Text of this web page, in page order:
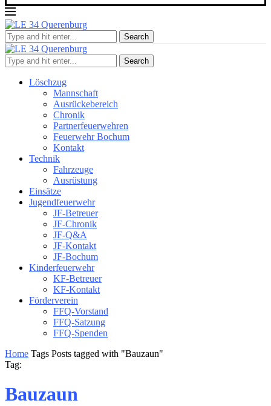
Search
Search
Löschzug
Mannschaft
Ausrückebereich
Chronik
Partnerfeuerwehren
Feuerwehr Bochum
Kontakt
Technik
Fahrzeuge
Ausrüstung
Einsätze
Jugendfeuerwehr
JF-Betreuer
JF-Chronik
JF-Q&A
JF-Kontakt
JF-Bochum
Kinderfeuerwehr
KF-Betreuer
KF-Kontakt
Förderverein
FFQ-Vorstand
FFQ-Satzung
FFQ-Spenden
Home Tags Posts tagged with "Bauzaun"
Tag:
Bauzaun